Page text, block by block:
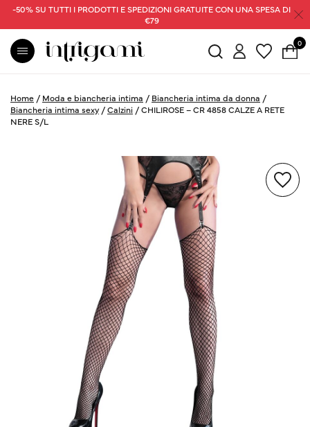
-50% SU TUTTI I PRODOTTI E SPEDIZIONI GRATUITE CON UNA SPESA DI
€79
0
Home / Moda e biancheria intima / Biancheria intima da donna /
Biancheria intima sexy /Calzini /CHILIROSE – CR 4858 CALZE A RETE
NERE S/L